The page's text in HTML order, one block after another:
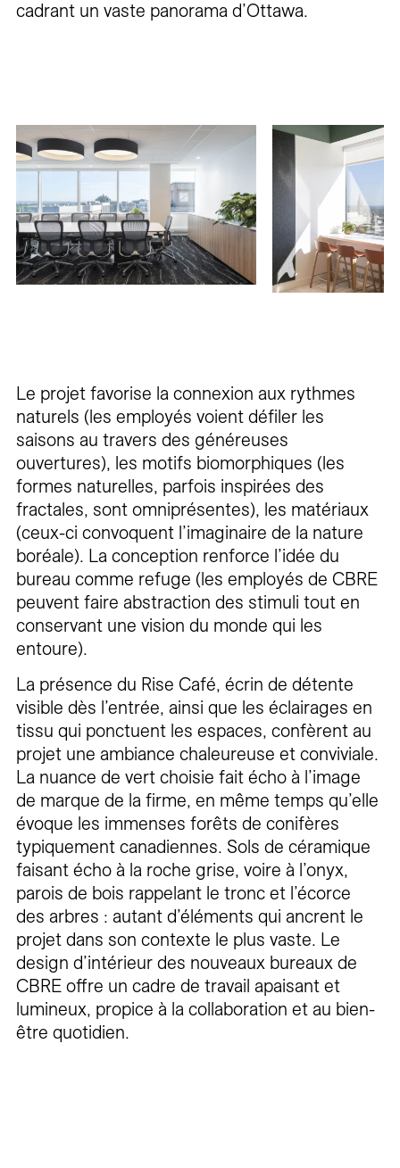
cadrant un vaste panorama d’Ottawa.
Le projet favorise la connexion aux rythmes
naturels (les employés voient défiler les
saisons au travers des généreuses
ouvertures), les motifs biomorphiques (les
formes naturelles, parfois inspirées des
fractales, sont omniprésentes), les matériaux
(ceux-ci convoquent l’imaginaire de la nature
boréale). La conception renforce l’idée du
bureau comme refuge (les employés de CBRE
peuvent faire abstraction des stimuli tout en
conservant une vision du monde qui les
entoure).
La présence du Rise Café, écrin de détente
visible dès l’entrée, ainsi que les éclairages en
tissu qui ponctuent les espaces, confèrent au
projet une ambiance chaleureuse et conviviale.
La nuance de vert choisie fait écho à l’image
de marque de la firme, en même temps qu’elle
évoque les immenses forêts de conifères
typiquement canadiennes. Sols de céramique
faisant écho à la roche grise, voire à l’onyx,
parois de bois rappelant le tronc et l’écorce
des arbres : autant d’éléments qui ancrent le
projet dans son contexte le plus vaste. Le
design d’intérieur des nouveaux bureaux de
CBRE offre un cadre de travail apaisant et
lumineux, propice à la collaboration et au bien-
être quotidien.